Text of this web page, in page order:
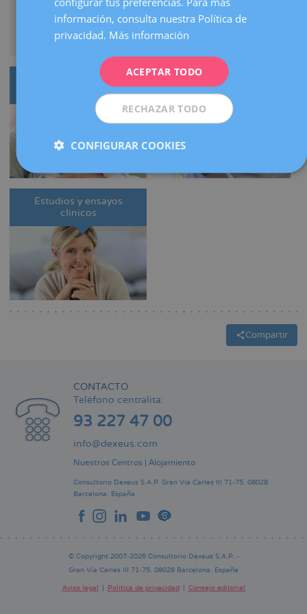
Preservación de la
Vacuna contra el virus del
papiloma humano
Estudios y ensayos
clínicos
Compartir
CONTACTO
Teléfono centralita:
93 227 47 00
info@dexeus.com
Nuestros Centros Alojamiento
Consultorio Dexeus S.A.P. Gran Via Carles III 71-75. 08028
Barcelona. España
© Copyright 2007-2026 Consultorio Dexeus S.A.P. -
Gran Via Carles III 71-75. 08028 Barcelona. España
Aviso legal Política de privacidad Consejo editorial
información, consulta nuestra Política de
privacidad. Más información
ACEPTAR TODO
RECHAZAR TODO
CONFIGURAR COOKIES